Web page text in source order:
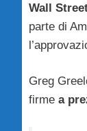
Wall
parte di
Greg
firme a